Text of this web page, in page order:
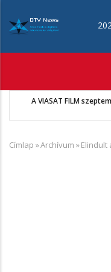
tartalomra
A VIASAT FILM
Morzsa
Címlap »Archívum »Elindult